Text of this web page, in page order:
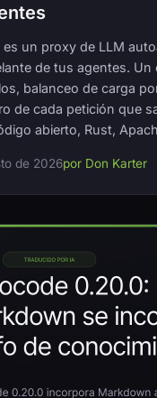
un proxy de LLM
de tus agentes. Un
balanceo de carga
de cada petición que
abierto, Rust,
de 2026por Don Karter